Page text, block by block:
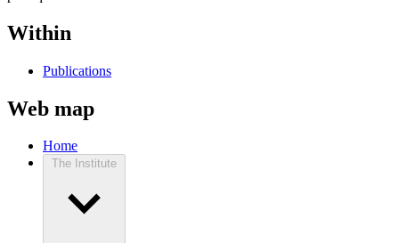
Within
Publications
Web map
Home
The Institute